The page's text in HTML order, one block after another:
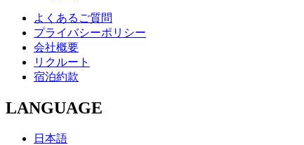
よくあるご質問
プライバシーポリシー
会社概要
リクルート
宿泊約款
LANGUAGE
日本語